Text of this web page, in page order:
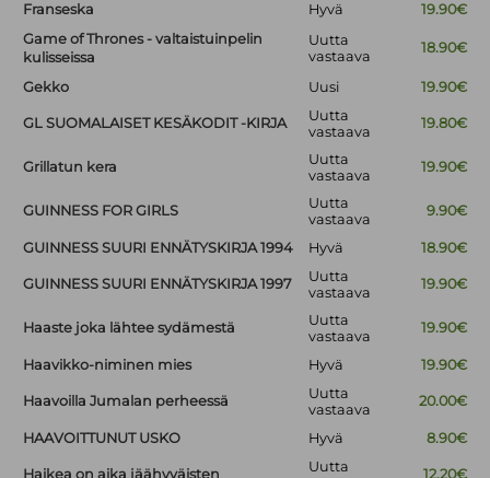
Franseska Hyvä
19.90€
Game of Thrones - valtaistuinpelin
kulisseissa
Uutta
vastaava
18.90€
Gekko Uusi 19.90€
GL SUOMALAISET KESÄKODIT -KIRJA
Uutta
vastaava
19.80€
Grillatun kera
Uutta
vastaava
19.90€
GUINNESS FOR GIRLS
Uutta
vastaava
9.90€
GUINNESS SUURI ENNÄTYSKIRJA 1994 Hyvä 18.90€
GUINNESS SUURI ENNÄTYSKIRJA 1997
Uutta
vastaava
19.90€
Haaste joka lähtee sydämestä
Uutta
vastaava
19.90€
Haavikko-niminen mies Hyvä 19.90€
Haavoilla Jumalan perheessä
Uutta
vastaava
20.00€
HAAVOITTUNUT USKO Hyvä 8.90€
Haikea on aika jäähyväisten
Uutta
12.20€